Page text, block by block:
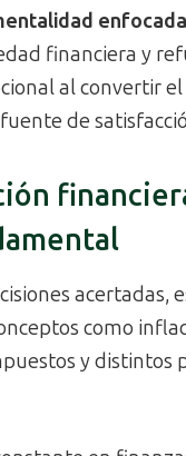
financiera y
al convertir
de
acertadas,
como
y distintos